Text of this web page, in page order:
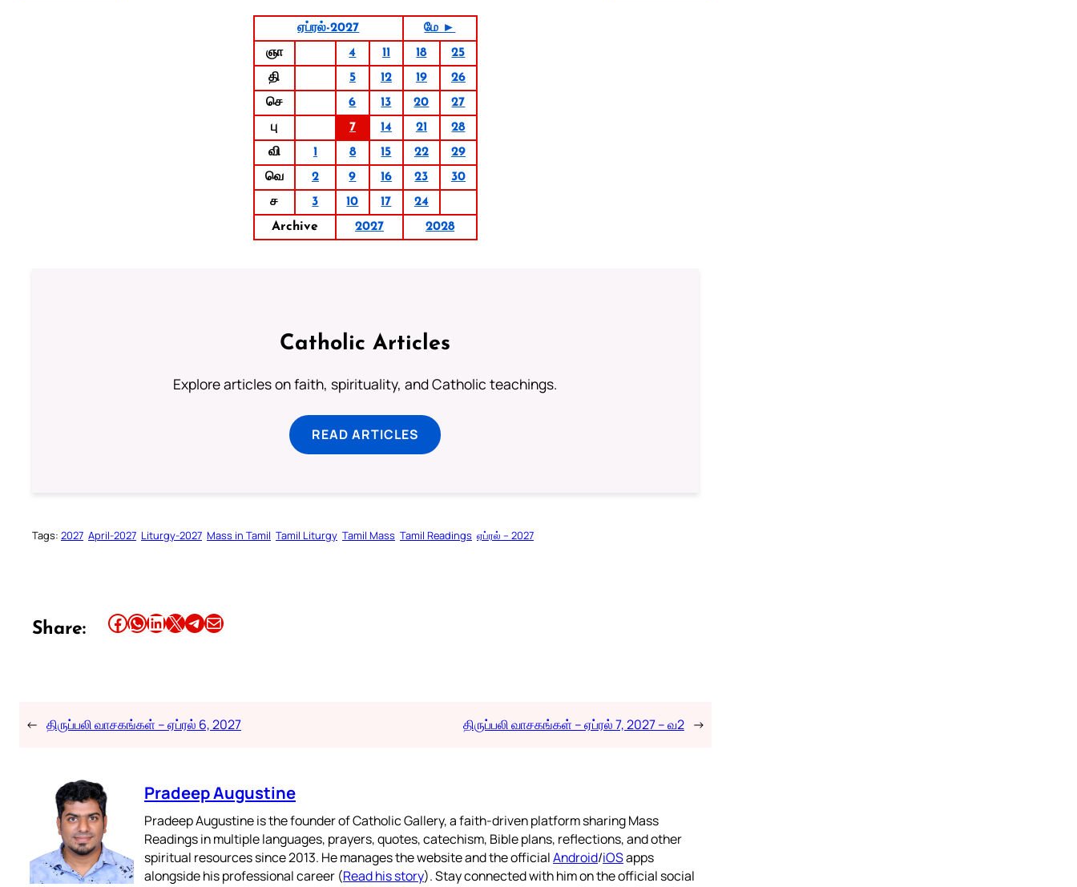
ஏப்ரல்-2027
மே ►
ஞா
4 11 18
25
தி
5 12 19
26
செ
6 13 20
27
பு
7 14 21
28
வி
1 8 15 22
29
வெ
2 9 16 23
30
ச
3 10 17
24
Archive
2027 2028
Catholic Articles
Explore articles on faith, spirituality, and Catholic teachings.
READ ARTICLES
Tags: 2027 April-2027 Liturgy-2027 Mass in Tamil Tamil Liturgy Tamil Mass Tamil Readings ஏப்ரல் – 2027
Share: Share this article on Facebook Share this article on WhatsApp Share this article on LinkedIn Share this article on X Share this article on TelegramEmail this Article
← திருப்பலி வாசகங்கள் – ஏப்ரல் 6, 2027 திருப்பலி வாசகங்கள் – ஏப்ரல் 7, 2027 – வ2 →
Pradeep Augustine
Pradeep Augustine is the founder of Catholic Gallery, a faith-driven platform sharing Mass
Readings in multiple languages, prayers, quotes, catechism, Bible plans, reflections, and other
spiritual resources since 2013. He manages the website and the officialAndroid/iOSapps
alongside his professional career (Read his story). Stay connected with him on the official social